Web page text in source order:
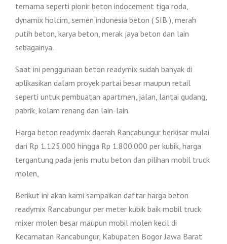
ternama seperti pionir beton indocement tiga roda,
dynamix holcim, semen indonesia beton ( SIB ), merah
putih beton, karya beton, merak jaya beton dan lain
sebagainya.
Saat ini penggunaan beton readymix sudah banyak di
aplikasikan dalam proyek partai besar maupun retail
seperti untuk pembuatan apartmen, jalan, lantai gudang,
pabrik, kolam renang dan lain-lain.
Harga beton readymix daerah Rancabungur berkisar mulai
dari Rp 1.125.000 hingga Rp 1.800.000 per kubik, harga
tergantung pada jenis mutu beton dan pilihan mobil truck
molen,
Berikut ini akan kami sampaikan daftar harga beton
readymix Rancabungur per meter kubik baik mobil truck
mixer molen besar maupun mobil molen kecil di
Kecamatan Rancabungur, Kabupaten Bogor Jawa Barat